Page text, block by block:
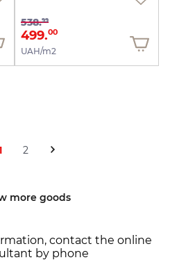
538.99
499.00
UAH/m2
2
more goods
contact the online
by phone